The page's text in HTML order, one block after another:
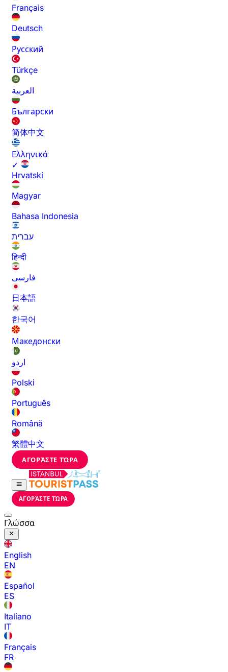
Français
Deutsch
Русский
Türkçe
العربية
Български
简体中文
Ελληνικά
✓
Hrvatski
Magyar
Bahasa Indonesia
עברית
हिन्दी
فارسی
日本語
한국어
Македонски
اردو
Polski
Português
Română
繁體中文
ΑΓΟΡΆΣΤΕ ΤΏΡΑ
ΑΓΟΡΆΣΤΕ ΤΏΡΑ
Γλώσσα
English
EN
Español
ES
Italiano
IT
Français
FR